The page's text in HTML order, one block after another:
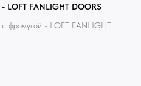
LOFT FANLIGHT DOORS
фрамугой - LOFT FANLIGHT